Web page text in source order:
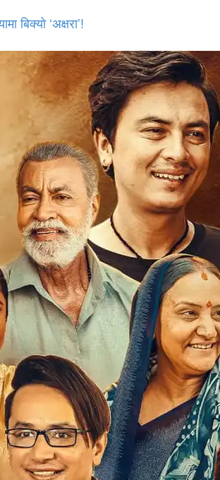
बिक्यो ‘अक्षरा’!